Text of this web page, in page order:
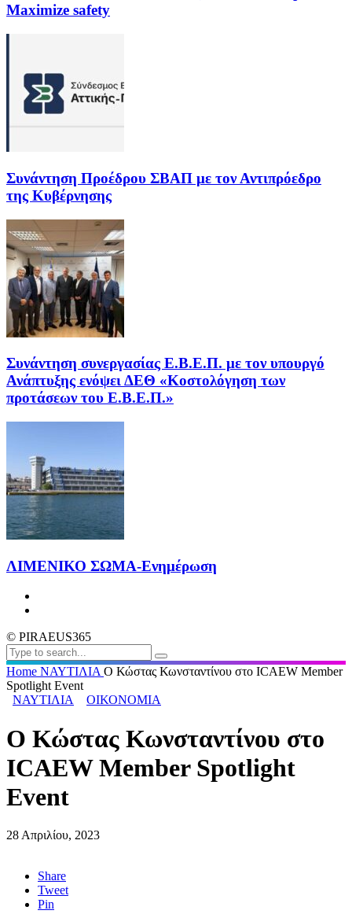
Maximize safety
Συνάντηση Προέδρου ΣΒΑΠ με τον Αντιπρόεδρο
της Κυβέρνησης
Συνάντηση συνεργασίας Ε.Β.Ε.Π. με τον υπουργό
Ανάπτυξης ενόψει ΔΕΘ «Κοστολόγηση των
προτάσεων του Ε.Β.Ε.Π.»
ΛΙΜΕΝΙΚΟ ΣΩΜΑ-Ενημέρωση
© PIRAEUS365
Home ΝΑΥΤΙΛΙΑΟ Κώστας Κωνσταντίνου στο ICAEW Member
Spotlight Event
ΝΑΥΤΙΛΙΑ
ΟΙΚΟΝΟΜΙΑ
Ο Κώστας Κωνσταντίνου στο
ICAEW Member Spotlight
Event
28 Απριλίου, 2023
Share
Tweet
Pin